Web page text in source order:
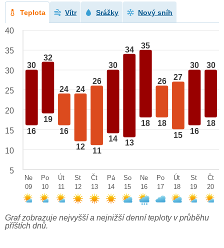
Teplota Vítr Srážky Nový sníh
30
16
32
19
24
16
24
12
26
11
30
14
34
13
35
18
26
18
27
15
30
16
30
18
40
35
30
25
20
15
10
5
Ne
09
Po
10
Út
11
St
12
Čt
13
Pá
14
So
15
Ne
16
Po
17
Út
18
St
19
Čt
20
Graf zobrazuje nejvyšší a nejnižší denní teploty v průběhu
příštích dnů.